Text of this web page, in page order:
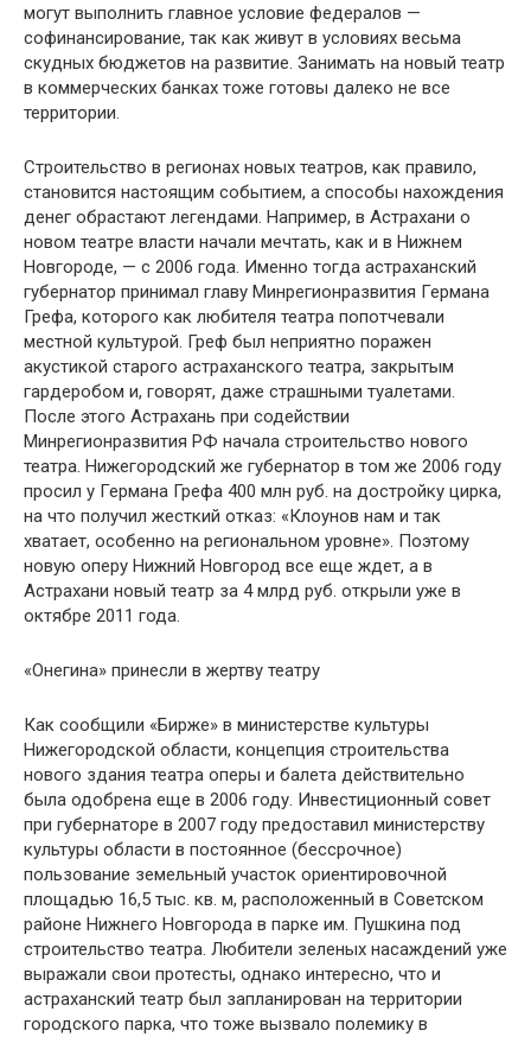
могут выполнить главное условие федералов —
софинансирование, так как живут в условиях весьма
скудных бюджетов на развитие. Занимать на новый театр
в коммерческих банках тоже готовы далеко не все
территории.
Строительство в регионах новых театров, как правило,
становится настоящим событием, а способы нахождения
денег обрастают легендами. Например, в Астрахани о
новом театре власти начали мечтать, как и в Нижнем
Новгороде, — с 2006 года. Именно тогда астраханский
губернатор принимал главу Минрегионразвития Германа
Грефа, которого как любителя театра попотчевали
местной культурой. Греф был неприятно поражен
акустикой старого астраханского театра, закрытым
гардеробом и, говорят, даже страшными туалетами.
После этого Астрахань при содействии
Минрегионразвития РФ начала строительство нового
театра. Нижегородский же губернатор в том же 2006 году
просил у Германа Грефа 400 млн руб. на достройку цирка,
на что получил жесткий отказ: «Клоунов нам и так
хватает, особенно на региональном уровне». Поэтому
новую оперу Нижний Новгород все еще ждет, а в
Астрахани новый театр за 4 млрд руб. открыли уже в
октябре 2011 года.
«Онегина» принесли в жертву театру
Как сообщили «Бирже» в министерстве культуры
Нижегородской области, концепция строительства
нового здания театра оперы и балета действительно
была одобрена еще в 2006 году. Инвестиционный совет
при губернаторе в 2007 году предоставил министерству
культуры области в постоянное (бессрочное)
пользование земельный участок ориентировочной
площадью 16,5 тыс. кв. м, расположенный в Советском
районе Нижнего Новгорода в парке им. Пушкина под
строительство театра. Любители зеленых насаждений уже
выражали свои протесты, однако интересно, что и
астраханский театр был запланирован на территории
городского парка, что тоже вызвало полемику в